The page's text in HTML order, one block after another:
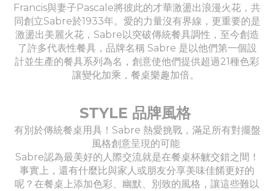
Francis與妻子Pascale將彼此的才華激盪出浪漫火花，共
同創立Sabre於1933年。愛的力量沒有界線，更重要的是
激盪出美麗火花，Sabre以突破傳統餐具調性，至今創造
了許多代表性餐具，品牌名稱 Sabre 是以他們第一個設
計並生產的餐具系列為名，創意使他們提供超過21種色彩
讓變化加乘，餐桌樂趣加倍。
STYLE 品牌風格
有別於傳統餐桌用具！Sabre 熱愛挑戰，滿足所有對擺盤
風格創意呈現的可能
Sabre認為最美好的人際交流就是在餐桌杯觥交錯之間！
事實上，還有什麼比與家人或朋友分享美味佳餚更好的
呢？在餐桌上添加色彩、幽默、別致的風格，讓這些難以